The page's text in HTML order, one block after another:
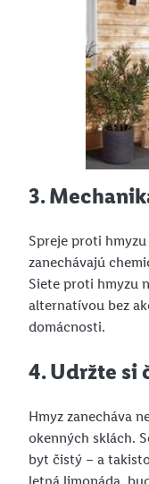
3.
Spreje proti
zanechávajú
Siete proti hmyzu
alternatívou bez
domácnosti.
4. Udržte si
Hmyz zanecháva
okenných sklách.
byt čistý – a
letná limonáda,